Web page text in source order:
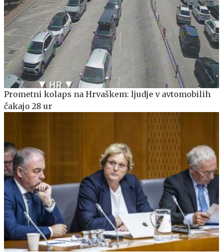
Prometni kolaps na Hrvaškem: ljudje v avtomobilih
čakajo 28 ur